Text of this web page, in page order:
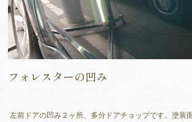
フォレスターの凹み
左前ドアの凹み２ヶ所、多分ドアチョップです。塗装